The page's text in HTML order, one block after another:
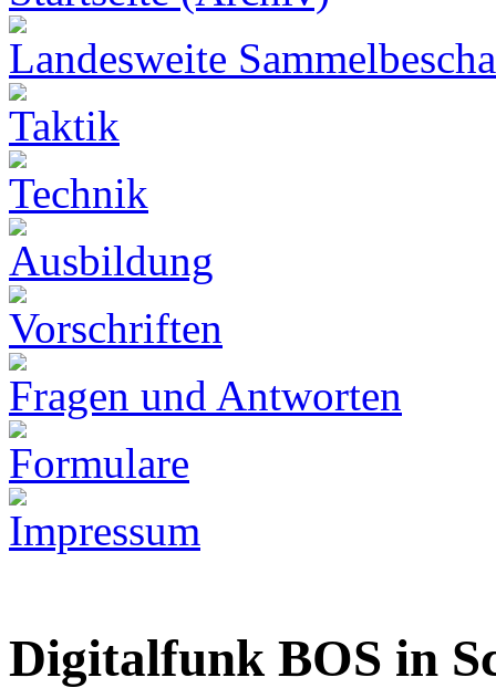
Landesweite
Taktik
Technik
Ausbildung
Vorschriften
Fragen und Antworten
Formulare
Impressum
Digitalfunk BOS in